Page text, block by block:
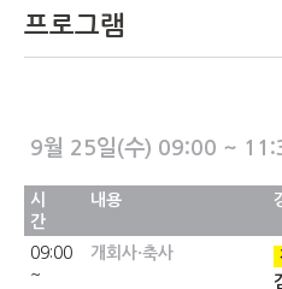
프로그램
9월 25일(수) 09:00 ~
시
간
내용
09:00
~
개회사·축사